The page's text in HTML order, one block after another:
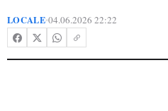
LOCALE•04.06.2026 22:22